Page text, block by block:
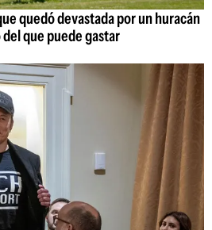
quedó devastada por un huracán
que puede gastar